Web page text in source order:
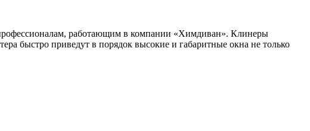
работающим в компании «Химдиван». Клинеры
быстро приведут в порядок высокие и габаритные окна не только